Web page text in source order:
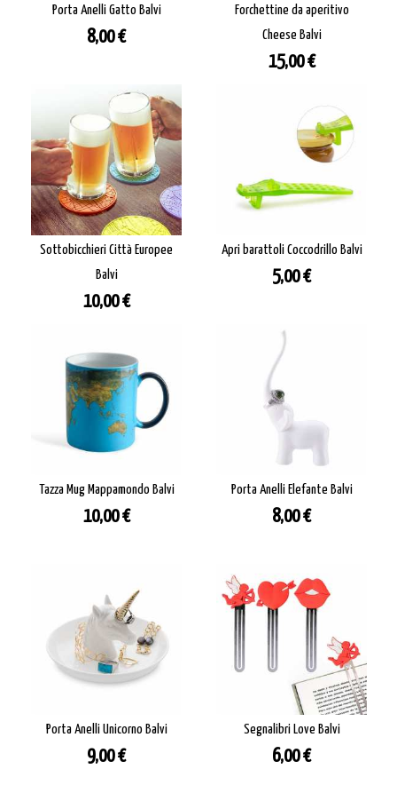
Porta Anelli Gatto Balvi
Prezzo
8,00 €
Forchettine da aperitivo
Cheese Balvi
Prezzo
15,00 €
Sottobicchieri Città Europee
Balvi
Prezzo
10,00 €
Apri barattoli Coccodrillo Balvi
Prezzo
5,00 €
Tazza Mug Mappamondo Balvi
Prezzo
10,00 €
Porta Anelli Elefante Balvi
Prezzo
8,00 €
Porta Anelli Unicorno Balvi
Prezzo
9,00 €
Segnalibri Love Balvi
Prezzo
6,00 €